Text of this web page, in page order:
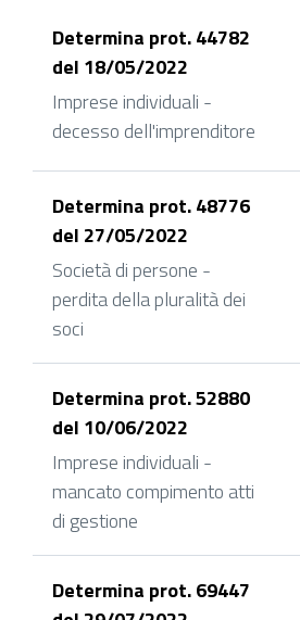
Determina prot. 44782
del 18/05/2022
Imprese individuali -
decesso dell'imprenditore
Determina prot. 48776
del 27/05/2022
Società di persone -
perdita della pluralità dei
soci
Determina prot. 52880
del 10/06/2022
Imprese individuali -
mancato compimento atti
di gestione
Determina prot. 69447